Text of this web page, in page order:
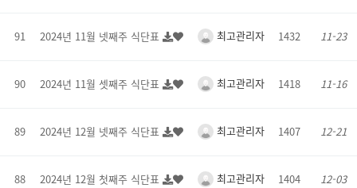
91 2024년 11월 넷째주 식단표 최고관리자 1432 11-23
90 2024년 11월 셋째주 식단표 최고관리자 1418 11-16
89 2024년 12월 넷째주 식단표 최고관리자 1407 12-21
88 2024년 12월 첫째주 식단표 최고관리자 1404 12-03